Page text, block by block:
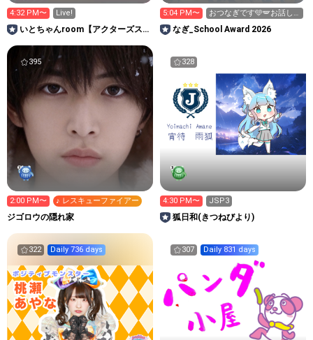
4:32 PM〜 Live!
いとちゃんroom【アクターズス
5:04 PM〜
おつなぎです🩵🪽お話し
していきましょ！
なぎ_School Award 2026
395
2:00 PM〜 ♪ レスキューファイアー
ジゴロウの隠れ家
328
4:30 PM〜 JSP3
狐日和(きつねびより)
322 Daily 736 days 307 Daily 831 days